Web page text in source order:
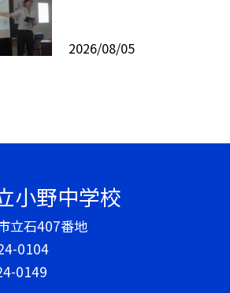
2026/08/05
小野中学校
立石407番地
0104
0149